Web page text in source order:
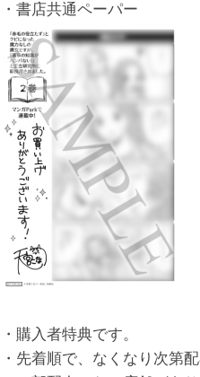
・書店共通ペーパー
・購入者特典です。
・先着順で、なくなり次第